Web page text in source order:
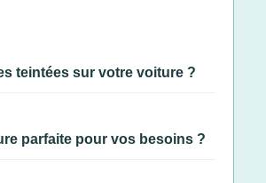
teintées sur votre voiture ?
parfaite pour vos besoins ?